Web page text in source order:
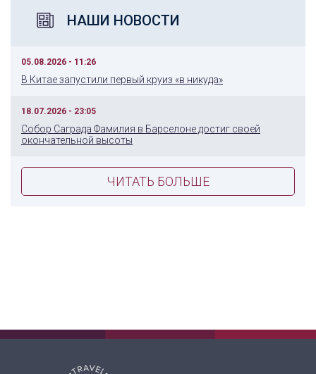
НАШИ НОВОСТИ
05.08.2026 - 11:26
В Китае запустили первый круиз «в никуда»
18.07.2026 - 23:05
Собор Саграда Фамилия в Барселоне достиг своей
окончательной высоты
ЧИТАТЬ БОЛЬШЕ